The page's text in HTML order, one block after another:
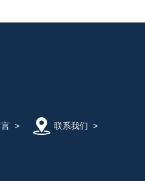
> 联系我们 >